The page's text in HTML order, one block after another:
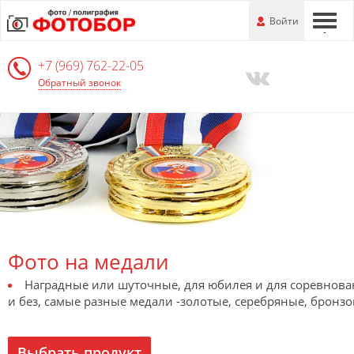
Перейти
к
информации
---
Войти
+7 (969) 762-22-05
Обратный звонок
Фото на медали
Наградные или шуточные, для юбилея и для
и без, самые разные медали -золотые, серебряные,